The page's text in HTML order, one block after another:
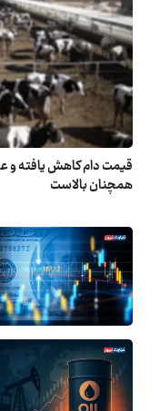
قیمت دام کاهش یافته و
همچنان بالاست